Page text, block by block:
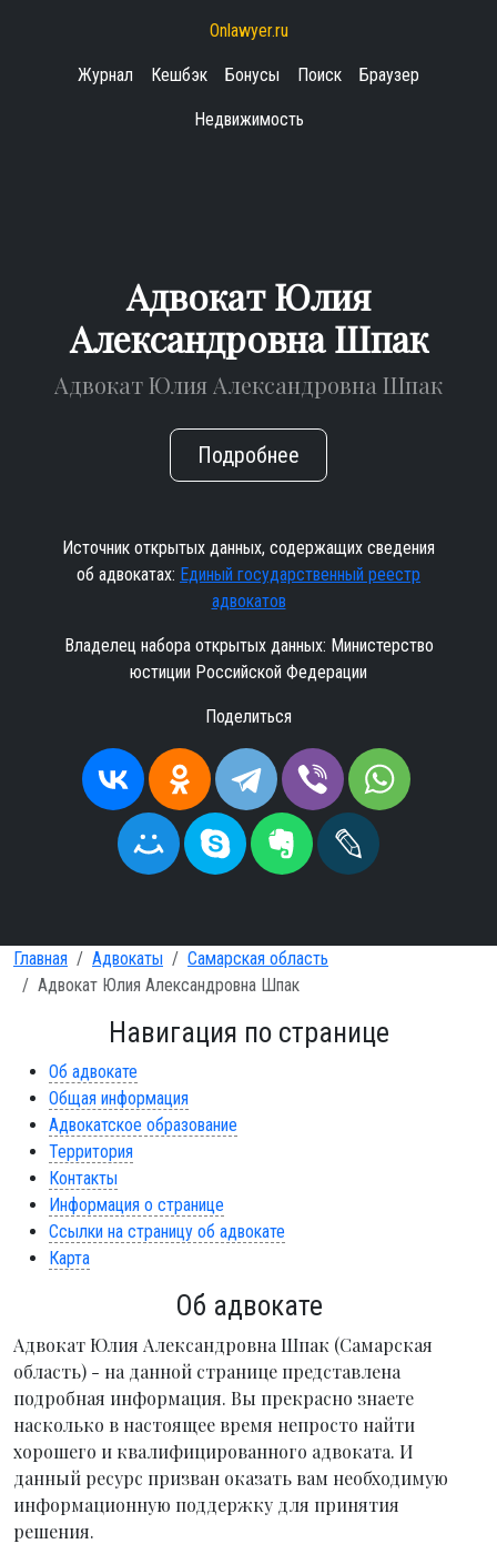
Onlawyer.ru
Журнал Кешбэк Бонусы Поиск Браузер
Недвижимость
Адвокат Юлия
Александровна Шпак
Адвокат Юлия Александровна Шпак
Подробнее
Источник открытых данных, содержащих сведения
об адвокатах: Единый государственный реестр
адвокатов
Владелец набора открытых данных: Министерство
юстиции Российской Федерации
Поделиться
Главная Адвокаты
Самарская область
Адвокат Юлия Александровна Шпак
Навигация по странице
Об адвокате
Общая информация
Адвокатское образование
Территория
Контакты
Информация о странице
Ссылки на страницу об адвокате
Карта
Об адвокате
Адвокат Юлия Александровна Шпак (Самарская
область) - на данной странице представлена
подробная информация. Вы прекрасно знаете
насколько в настоящее время непросто найти
хорошего и квалифицированного адвоката. И
данный ресурс призван оказать вам необходимую
информационную поддержку для принятия
решения.